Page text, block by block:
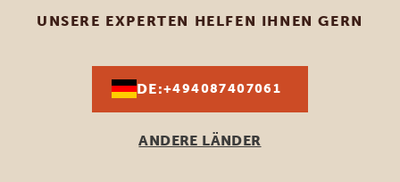
UNSERE EXPERTEN HELFEN IHNEN GERN
DE:+494087407061
ANDERE LÄNDER